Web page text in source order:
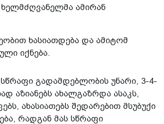
ამირან
ხასიათდება და ამიტომ
იქნება.
გადამდებლობის უნარი, 3-4-
ახალგაზრდა ასაკს,
ახასიათებს შედარებით მსუბუქი
რადგან მას სწრაფი